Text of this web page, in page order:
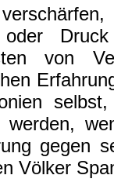
oder
von
werden,
gegen
Völker